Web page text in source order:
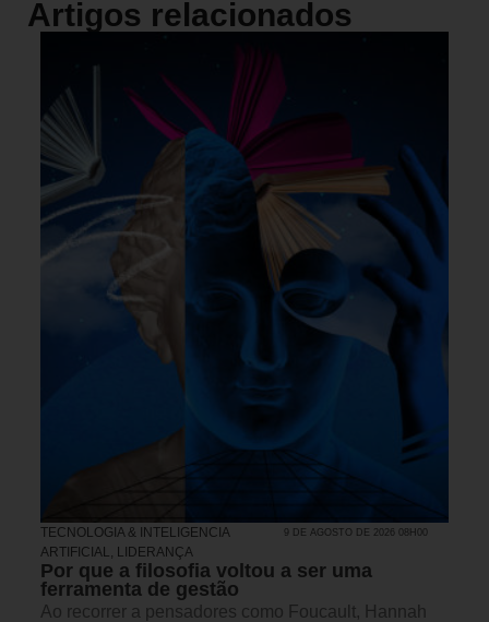
Artigos relacionados
TECNOLOGIA & INTELIGENCIA
ARTIFICIAL
LIDERANÇA
9 DE AGOSTO DE 2026 08H00
Por que a filosofia voltou a ser uma
ferramenta de gestão
Ao recorrer a pensadores como Foucault, Hannah